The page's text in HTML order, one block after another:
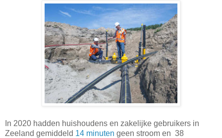
In 2020 hadden huishoudens en zakelijke gebruikers in
Zeeland gemiddeld 14 minuten geen stroom en 38